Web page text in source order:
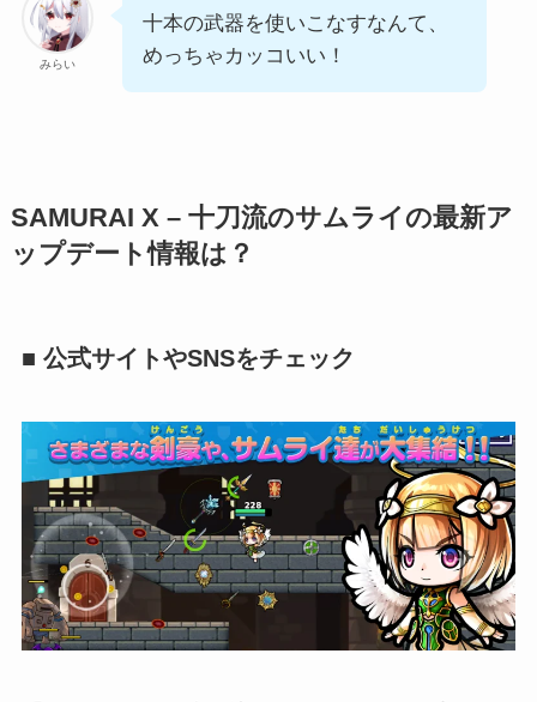
みらい
十本の武器を使いこなすなんて、
めっちゃカッコいい！
SAMURAI X – 十刀流のサムライの最新ア
ップデート情報は？
■ 公式サイトやSNSをチェック